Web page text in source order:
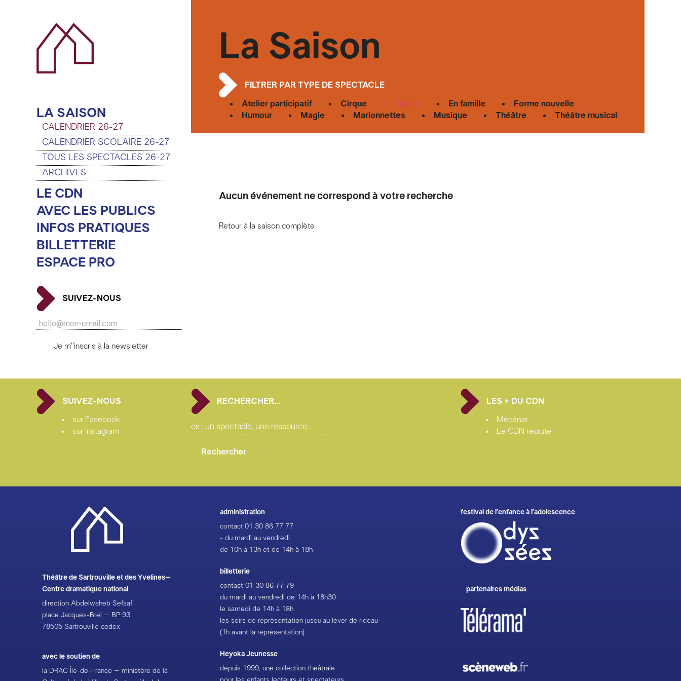
LA SAISON
CALENDRIER 26-27
CALENDRIER SCOLAIRE 26-27
TOUS LES SPECTACLES 26-27
ARCHIVES
LE CDN
AVEC LES PUBLICS
INFOS PRATIQUES
BILLETTERIE
ESPACE PRO
SUIVEZ-NOUS
Je m''inscris à la newsletter
La Saison
FILTRER PAR TYPE DE SPECTACLE
Atelier participatif Cirque Danse En famille
Forme nouvelle
Humour
Magie Marionnettes Musique Théâtre Théâtre musical
Aucun événement ne correspond à votre recherche
Retour à la saison complète
SUIVEZ-NOUS
sur Facebook
sur Instagram
RECHERCHER… LES + DU CDN
Mécénat
Le CDN recrute
Théâtre de Sartrouville et des Yvelines–
Centre dramatique national
direction Abdelwaheb Sefsaf
place Jacques-Brel – BP 93
78505 Sartrouville cedex
avec le soutien de
la DRAC Île-de-France – ministère de la
administration
contact01 30 86 77 77
- du mardi au vendredi
de 10h à 13h et de 14h à 18h
billetterie
contact01 30 86 77 79
du mardi au vendredi de 14h à 18h30
le samedi de 14h à 18h
les soirs de représentation jusqu’au lever de rideau
(1h avant la représentation)
Heyoka Jeunesse
depuis 1999, une collection théâtrale
festival de l’enfance à l’adolescence
partenaires médias